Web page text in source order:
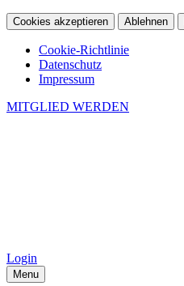
Cookies akzeptieren Ablehnen
Cookie-Richtlinie
Datenschutz
Impressum
MITGLIED WERDEN
Login
Menu